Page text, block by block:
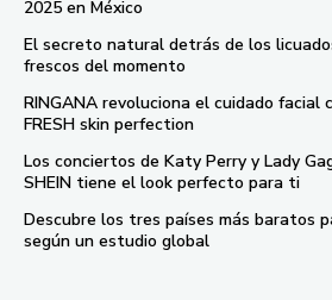
2025 en México
El secreto natural detrás de los
frescos del momento
RINGANA revoluciona el cuidado facial
FRESH skin perfection
Los conciertos de Katy Perry y Lady
SHEIN tiene el look perfecto para ti
Descubre los tres países más baratos
según un estudio global